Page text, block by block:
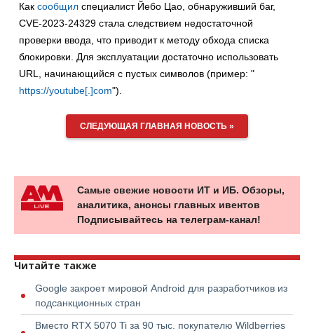
Как сообщил специалист Йебо Цао, обнаруживший баг,
CVE-2023-24329 стала следствием недостаточной
проверки ввода, что приводит к методу обхода списка
блокировки. Для эксплуатации достаточно использовать
URL, начинающийся с пустых символов (пример: "
https://youtube[.]com").
СЛЕДУЮЩАЯ ГЛАВНАЯ НОВОСТЬ »
Самые свежие новости ИТ и ИБ. Обзоры,
аналитика, анонсы главных ивентов
Подписывайтесь на телеграм-канал!
Читайте также
Google закроет мировой Android для разработчиков из
подсанкционных стран
Вместо RTX 5070 Ti за 90 тыс. покупателю Wildberries